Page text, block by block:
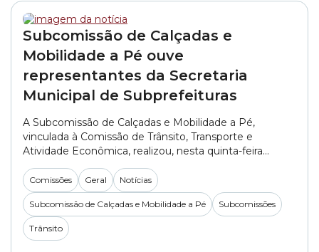
Subcomissão de Calçadas e
Mobilidade a Pé ouve
representantes da Secretaria
Municipal de Subprefeituras
A Subcomissão de Calçadas e Mobilidade a Pé,
vinculada à Comissão de Trânsito, Transporte e
Atividade Econômica, realizou, nesta quinta-feira
(06/08), a primeira reunião do segundo semestre de
2026. No encontro, os vereadores ouviram
representantes da SMSUB (Secretaria Municipal das
Subprefeituras). A pasta foi representada pelo
engenheiro Alexandre Martini e pelo arquiteto Rodolfo
Comissões Geral Notícias
Subcomissão de Calçadas e Mobilidade a Pé Subcomissões
Trânsito